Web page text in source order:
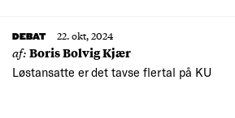
DEBAT 22. okt, 2024
af:Boris Bolvig Kjær
Løstansatte er det tavse flertal på KU